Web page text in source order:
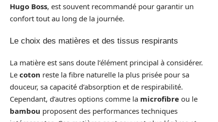
Hugo Boss, est souvent recommandé pour garantir un
confort tout au long de la journée.
Le choix des matières et des tissus respirants
La matière est sans doute l’élément principal à considérer.
Le coton reste la fibre naturelle la plus prisée pour sa
douceur, sa capacité d’absorption et de respirabilité.
Cependant, d’autres options comme la microfibre ou le
bambou proposent des performances techniques